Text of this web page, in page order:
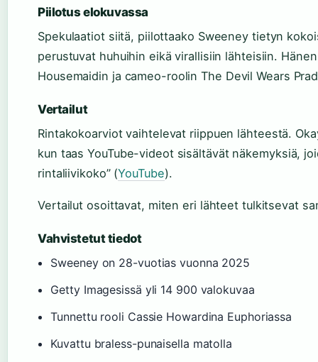
Piilotus elokuvassa
Spekulaatiot siitä, piilottaako Sweeney tietyn
perustuvat huhuihin eikä virallisiin lähteisiin.
Housemaidin ja cameo-roolin The Devil Wears
Vertailut
Rintakokoarviot vaihtelevat riippuen lähteestä.
kun taas YouTube-videot sisältävät näkemyksiä,
rintaliivikoko” (YouTube).
Vertailut osoittavat, miten eri lähteet tulkitsevat
Vahvistetut tiedot
Sweeney on 28-vuotias vuonna 2025
Getty Imagesissä yli 14 900 valokuvaa
Tunnettu rooli Cassie Howardina Euphoriassa
Kuvattu braless-punaisella matolla